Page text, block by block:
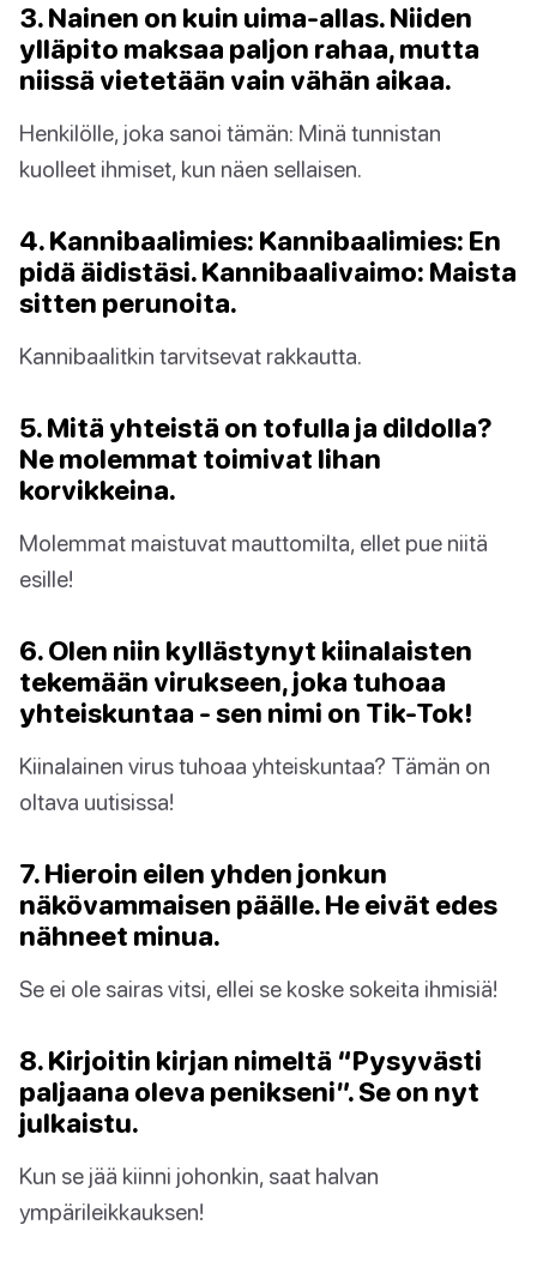
3. Nainen on kuin uima-allas. Niiden
ylläpito maksaa paljon rahaa, mutta
niissä vietetään vain vähän aikaa.
Henkilölle, joka sanoi tämän: Minä tunnistan
kuolleet ihmiset, kun näen sellaisen.
4. Kannibaalimies: Kannibaalimies: En
pidä äidistäsi. Kannibaalivaimo: Maista
sitten perunoita.
Kannibaalitkin tarvitsevat rakkautta.
5. Mitä yhteistä on tofulla ja dildolla?
Ne molemmat toimivat lihan
korvikkeina.
Molemmat maistuvat mauttomilta, ellet pue niitä
esille!
6. Olen niin kyllästynyt kiinalaisten
tekemään virukseen, joka tuhoaa
yhteiskuntaa - sen nimi on Tik-Tok!
Kiinalainen virus tuhoaa yhteiskuntaa? Tämän on
oltava uutisissa!
7. Hieroin eilen yhden jonkun
näkövammaisen päälle. He eivät edes
nähneet minua.
Se ei ole sairas vitsi, ellei se koske sokeita ihmisiä!
8. Kirjoitin kirjan nimeltä “Pysyvästi
paljaana oleva penikseni”. Se on nyt
julkaistu.
Kun se jää kiinni johonkin, saat halvan
ympärileikkauksen!